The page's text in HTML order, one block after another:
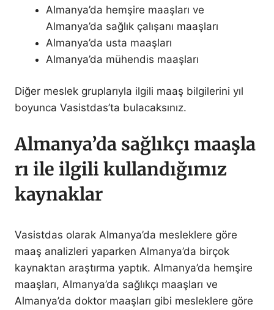
Almanya’da hemşire maaşları ve
Almanya’da sağlık çalışanı maaşları
Almanya’da usta maaşları
Almanya’da mühendis maaşları
Diğer meslek gruplarıyla ilgili maaş bilgilerini yıl
boyunca Vasistdas’ta bulacaksınız.
Almanya’da sağlıkçı maaşla
rı ile ilgili kullandığımız
kaynaklar
Vasistdas olarak Almanya’da mesleklere göre
maaş analizleri yaparken Almanya’da birçok
kaynaktan araştırma yaptık. Almanya’da hemşire
maaşları, Almanya’da sağlıkçı maaşları ve
Almanya’da doktor maaşları gibi mesleklere göre